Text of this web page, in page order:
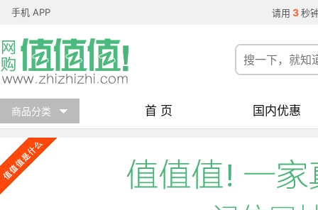
手机 APP 请用 3 秒
商品分类 首 页 国内优惠